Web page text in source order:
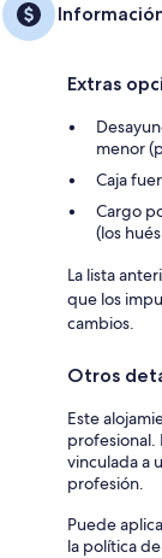
Extras
menor
Caja
Cargo
(los
La lista
que los
cambios.
Otros
Este
profesional.
vinculada a
profesión.
Puede
la política